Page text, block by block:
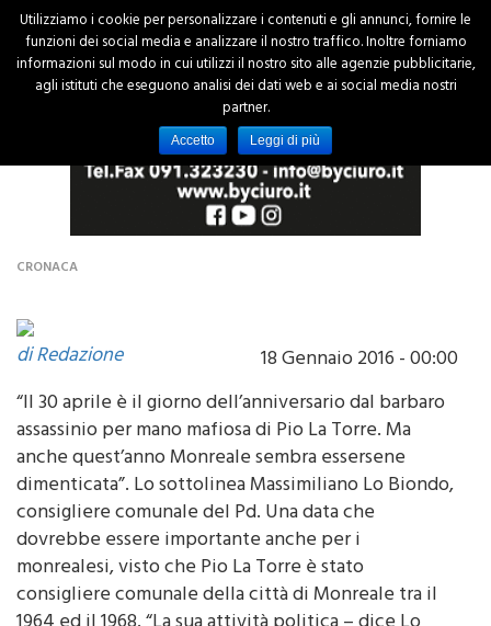
CRONACA
di Redazione
“Il 30 aprile è il giorno dell’anniversario dal barbaro
assassinio per mano mafiosa di Pio La Torre. Ma
anche quest’anno Monreale sembra essersene
dimenticata”. Lo sottolinea Massimiliano Lo Biondo,
consigliere comunale del Pd. Una data che
dovrebbe essere importante anche per i
monrealesi, visto che Pio La Torre è stato
consigliere comunale della città di Monreale tra il
1964 ed il 1968. “La sua attività politica – dice Lo
Utilizziamo i cookie per personalizzare i contenuti e gli annunci, fornire le
funzioni dei social media e analizzare il nostro traffico. Inoltre forniamo
informazioni sul modo in cui utilizzi il nostro sito alle agenzie pubblicitarie,
agli istituti che eseguono analisi dei dati web e ai social media nostri
partner.
Accetto Leggi di più